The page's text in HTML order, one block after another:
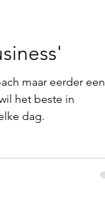
maar eerder een
het beste in
dag.